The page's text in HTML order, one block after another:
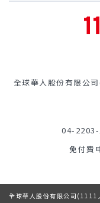
全球華人股份有限公
04-2203-
免付費
全球華人股份有限公司